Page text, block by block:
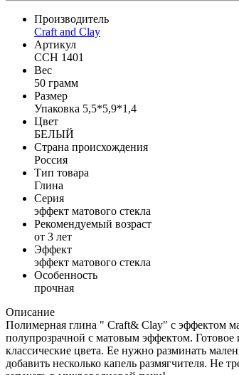
Производитель
Craft and Clay
Артикул
CCH 1401
Вес
50 грамм
Размер
Упаковка 5,5*5,9*1,4
Цвет
БЕЛЫЙ
Страна происхождения
Россия
Тип товара
Глина
Серия
эффект матового стекла
Рекомендуемый возраст
от 3 лет
Эффект
эффект матового стекла
Особенность
прочная
Описание
Полимерная глина " Craft& Clay" с эффектом
полупрозрачной с матовым эффектом. Готовое
классические цвета. Ее нужно разминать
добавить несколько капель размягчителя. Не